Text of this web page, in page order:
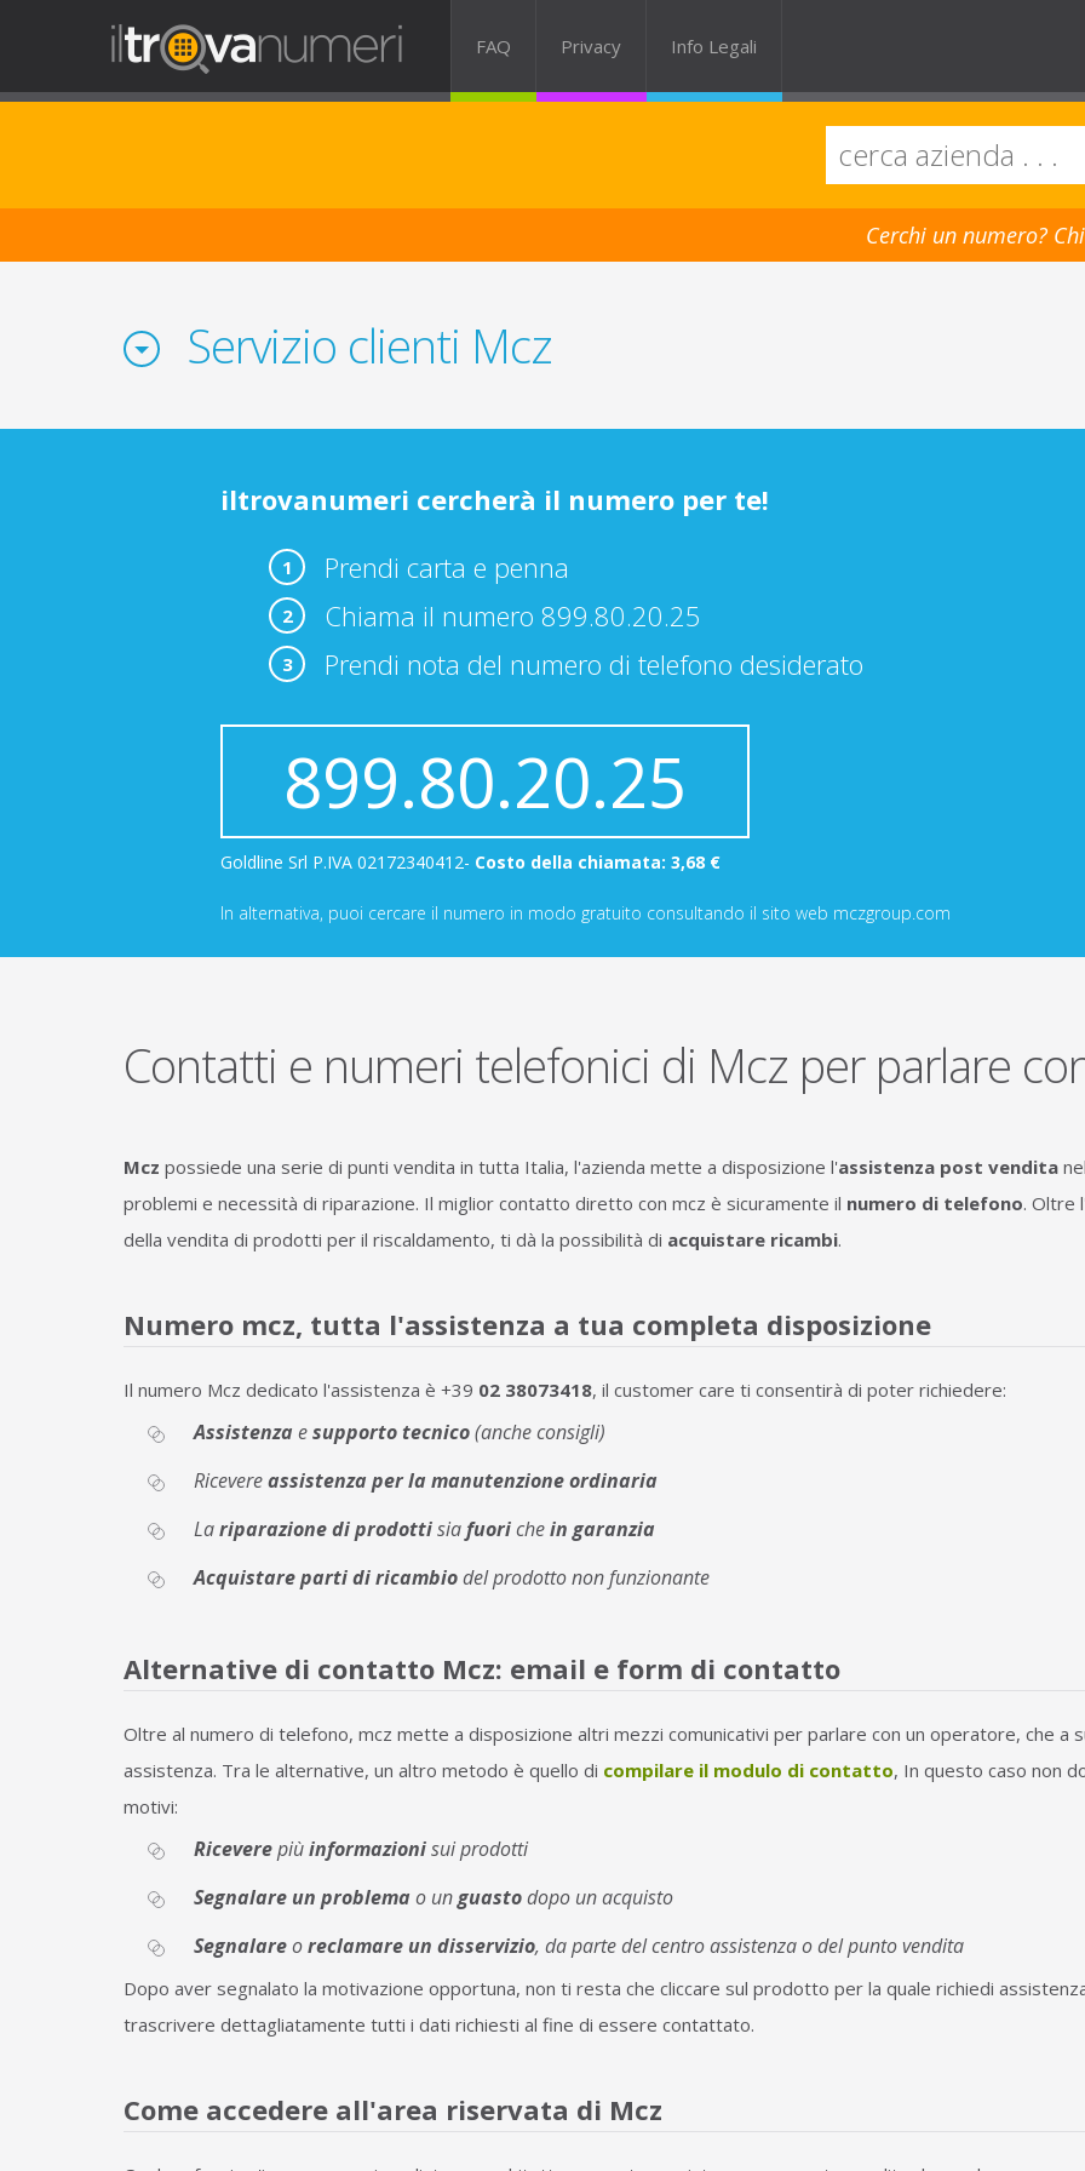
FAQ Privacy Info Legali
Cerchi un numero?
Servizio clienti Mcz
iltrovanumeri cercherà il numero per te!
1 Prendi carta e penna
2 Chiama il numero 899.80.20.25
3 Prendi nota del numero di telefono desiderato
899.80.20.25
Goldline Srl P.IVA 02172340412- Costo della chiamata: 3,68 €
In alternativa, puoi cercare il numero in modo gratuito consultando il sito web mczgroup.com
Contatti e numeri telefonici di Mcz per parlare
Mcz possiede una serie di punti vendita in tutta Italia, l'azienda mette a disposizione l'assistenza post vendita
problemi e necessità di riparazione. Il miglior contatto diretto con mcz è sicuramente il numero di telefono. Oltre
della vendita di prodotti per il riscaldamento, ti dà la possibilità di acquistare ricambi.
Numero mcz, tutta l'assistenza a tua completa disposizione
Il numero Mcz dedicato l'assistenza è +39 02 38073418, il customer care ti consentirà di poter richiedere:
Assistenza esupporto tecnico(anche consigli)
Ricevereassistenza per la manutenzione ordinaria
Lariparazione di prodottisiafuorichein garanzia
Acquistare parti di ricambiodel prodotto non funzionante
Alternative di contatto Mcz: email e form di contatto
Oltre al numero di telefono, mcz mette a disposizione altri mezzi comunicativi per parlare con un operatore, che a
assistenza. Tra le alternative, un altro metodo è quello di compilare il modulo di contatto, In questo caso non
motivi:
Riceverepiùinformazionisui prodotti
Segnalare un problema o unguastodopo un acquisto
Segnalareoreclamare un disservizio, da parte del centro assistenza o del punto vendita
Dopo aver segnalato la motivazione opportuna, non ti resta che cliccare sul prodotto per la quale richiedi
trascrivere dettagliatamente tutti i dati richiesti al fine di essere contattato.
Come accedere all'area riservata di Mcz